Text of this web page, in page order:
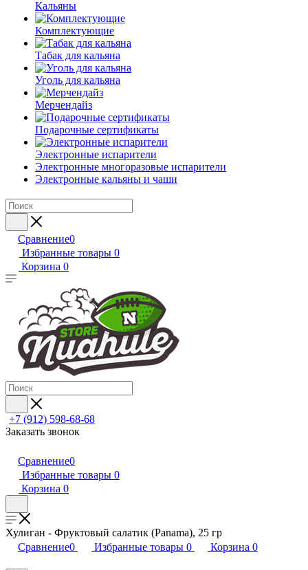
Кальяны
Комплектующие
Табак для кальяна
Уголь для кальяна
Мерчендайз
Подарочные сертификаты
Электронные испарители
Электронные многоразовые испарители
Электронные кальяны и чаши
Сравнение0
Избранные товары 0
Корзина 0
+7 (912) 598-68-68
Заказать звонок
Сравнение0
Избранные товары 0
Корзина 0
Хулиган - Фруктовый салатик (Panama), 25 гр
Сравнение0 Избранные товары 0 Корзина 0